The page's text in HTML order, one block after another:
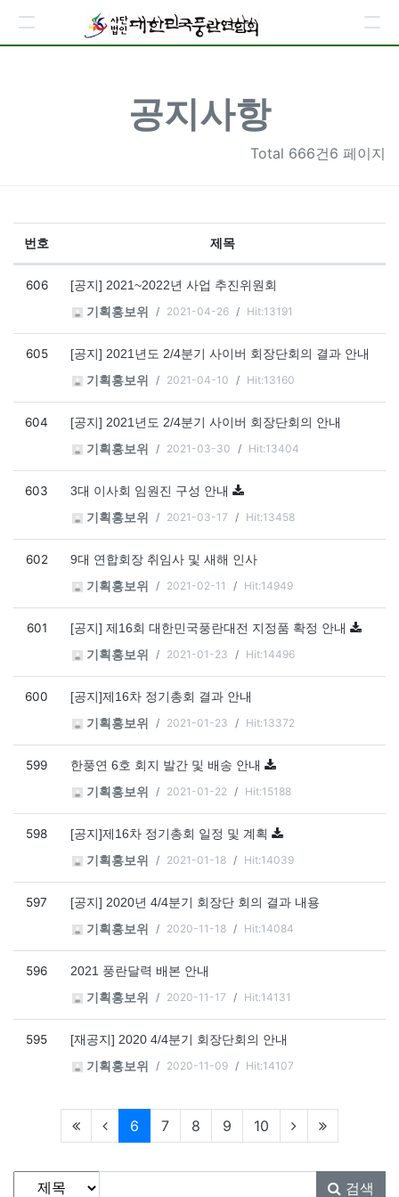
공지사항
Total 666건6 페이지
번호 제목
606
[공지] 2021~2022년 사업 추진위원회
기획홍보위
2021-04-26 Hit:13191
605
[공지] 2021년도 2/4분기 사이버 회장단회의 결과 안내
기획홍보위
2021-04-10 Hit:13160
604
[공지] 2021년도 2/4분기 사이버 회장단회의 안내
기획홍보위
2021-03-30 Hit:13404
603
3대 이사회 임원진 구성 안내
기획홍보위
2021-03-17 Hit:13458
602
9대 연합회장 취임사 및 새해 인사
기획홍보위
2021-02-11 Hit:14949
601
[공지] 제16회 대한민국풍란대전 지정품 확정 안내
기획홍보위
2021-01-23 Hit:14496
600
[공지]제16차 정기총회 결과 안내
기획홍보위
2021-01-23 Hit:13372
599
한풍연 6호 회지 발간 및 배송 안내
기획홍보위
2021-01-22 Hit:15188
598
[공지]제16차 정기총회 일정 및 계획
기획홍보위
2021-01-18 Hit:14039
597
[공지] 2020년 4/4분기 회장단 회의 결과 내용
기획홍보위
2020-11-18 Hit:14084
596
2021 풍란달력 배본 안내
기획홍보위
2020-11-17 Hit:14131
595
[재공지] 2020 4/4분기 회장단회의 안내
기획홍보위
2020-11-09 Hit:14107
6 현재페이지
7 8 9 10
게시물 검색
검색대상
검색어필수 검색